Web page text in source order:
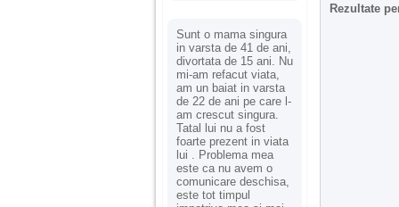
Sunt o mama singura
in varsta de 41 de ani,
divortata de 15 ani. Nu
mi-am refacut viata,
am un baiat in varsta
de 22 de ani pe care l-
am crescut singura.
Tatal lui nu a fost
foarte prezent in viata
lui . Problema mea
este ca nu avem o
comunicare deschisa,
este tot timpul
Rezultate